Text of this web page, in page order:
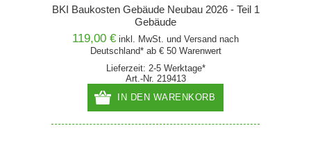
BKI Baukosten Gebäude Neubau 2026 - Teil 1
Gebäude
119,00 € inkl. MwSt. und Versand nach
Deutschland* ab € 50 Warenwert
Lieferzeit: 2-5 Werktage*
Art.-Nr. 219413
IN DEN WARENKORB